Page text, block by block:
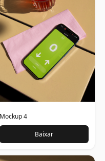
Mockup 4
Baixar